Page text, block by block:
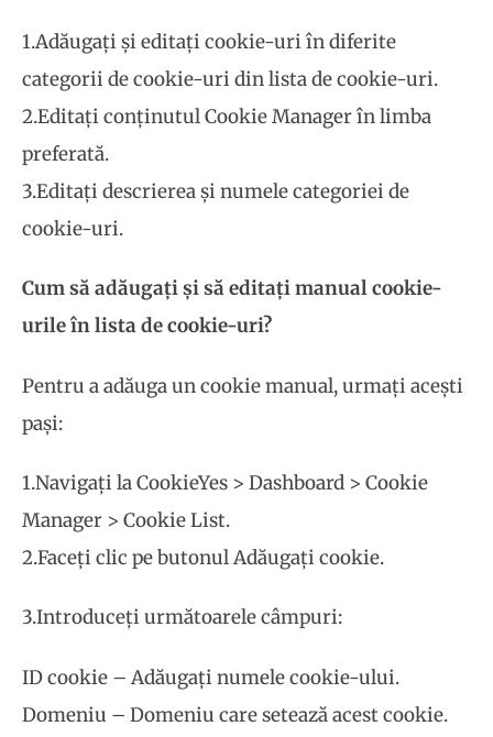
1.Adăugați și editați cookie-uri în diferite
categorii de cookie-uri din lista de cookie-uri.
2.Editați conținutul Cookie Manager în limba
preferată.
3.Editați descrierea și numele categoriei de
cookie-uri.
Cum să adăugați și să editați manual cookie-
urile în lista de cookie-uri?
Pentru a adăuga un cookie manual, urmați acești
pași:
1.Navigați la CookieYes > Dashboard > Cookie
Manager > Cookie List.
2.Faceți clic pe butonul Adăugați cookie.
3.Introduceți următoarele câmpuri:
ID cookie – Adăugați numele cookie-ului.
Domeniu – Domeniu care setează acest cookie.